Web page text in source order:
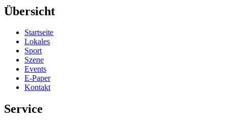
Übersicht
Startseite
Lokales
Sport
Szene
Events
E-Paper
Kontakt
Service